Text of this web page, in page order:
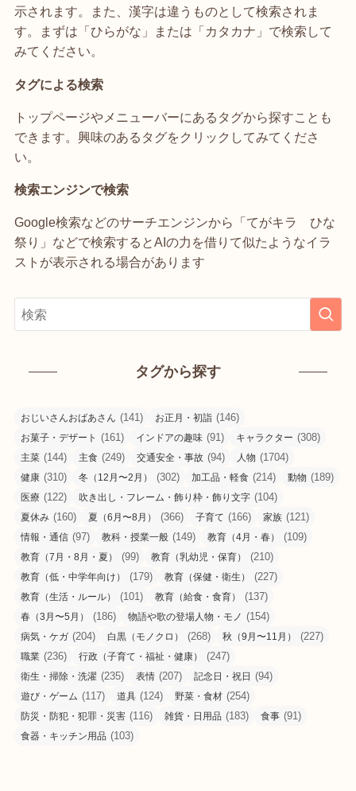
示されます。また、漢字は違うものとして検索されま
す。まずは「ひらがな」または「カタカナ」で検索して
みてください。
タグによる検索
トップページやメニューバーにあるタグから探すことも
できます。興味のあるタグをクリックしてみてくださ
い。
検索エンジンで検索
Google検索などのサーチエンジンから「てがキラ ひな
祭り」などで検索するとAIの力を借りて似たようなイラ
ストが表示される場合があります
タグから探す
おじいさんおばあさん (141) お正月・初詣 (146)
お菓子・デザート (161) インドアの趣味 (91) キャラクター (308)
主菜 (144) 主食 (249) 交通安全・事故 (94) 人物 (1704)
健康 (310) 冬（12月〜2月） (302) 加工品・軽食 (214) 動物 (189)
医療 (122) 吹き出し・フレーム・飾り枠・飾り文字 (104)
夏休み (160) 夏（6月〜8月） (366) 子育て (166) 家族 (121)
情報・通信 (97) 教科・授業一般 (149) 教育（4月・春） (109)
教育（7月・8月・夏） (99) 教育（乳幼児・保育） (210)
教育（低・中学年向け） (179) 教育（保健・衛生） (227)
教育（生活・ルール） (101) 教育（給食・食育） (137)
春（3月〜5月） (186) 物語や歌の登場人物・モノ (154)
病気・ケガ (204) 白黒（モノクロ） (268) 秋（9月〜11月） (227)
職業 (236) 行政（子育て・福祉・健康） (247)
衛生・掃除・洗濯 (235) 表情 (207) 記念日・祝日 (94)
遊び・ゲーム (117) 道具 (124) 野菜・食材 (254)
防災・防犯・犯罪・災害 (116) 雑貨・日用品 (183) 食事 (91)
食器・キッチン用品 (103)